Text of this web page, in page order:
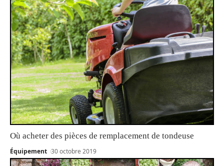
Où acheter des pièces de remplacement de tondeuse
Équipement 30 octobre 2019